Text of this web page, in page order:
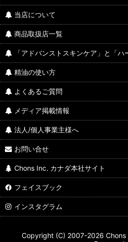
当店について
商品取扱店一覧
「アドバンストスキンケア」と「ハ
精油の使い方
よくあるご質問
メディア掲載情報
法人/個人事業主様へ
お問い合せ
Chons Inc. カナダ本社サイト
フェイスブック
インスタグラム
Copyright (C) 2007-2026 Chons